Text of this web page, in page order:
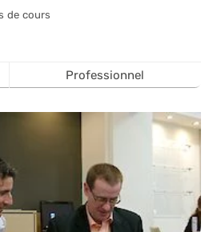
de cours
Professionnel